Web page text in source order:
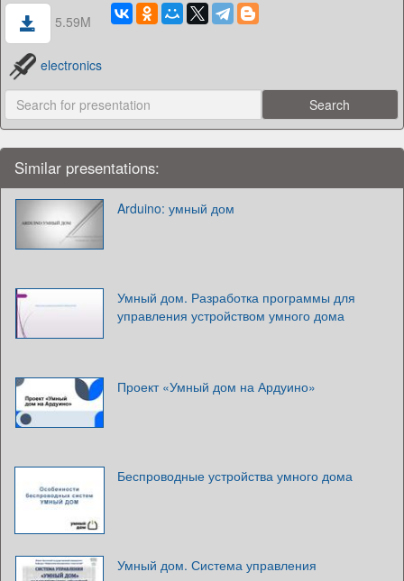
5.59M
electronics
Similar presentations:
Arduino: умный дом
Умный дом. Разработка программы для
управления устройством умного дома
Проект «Умный дом на Ардуино»
Беспроводные устройства умного дома
Умный дом. Система управления